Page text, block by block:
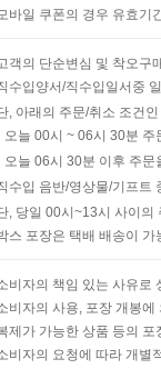
바일 쿠폰의 경우 유효기
객의 단순변심 및 착오구
수입양서/직수입일서중
, 아래의 주문/취소 조건
오늘 00시 ~ 06시 30분
오늘 06시 30분 이후 주
수입 음반/영상물/기프트
, 당일 00시~13시 사이의
스 포장은 택배 배송이
비자의 책임 있는 사유로
비자의 사용, 포장 개봉
제가 가능한 상품 등의
비자의 요청에 따라 개별